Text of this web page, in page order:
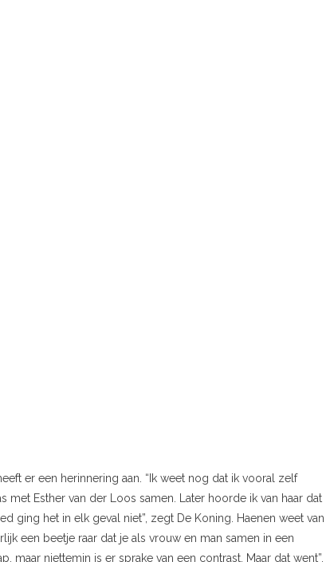
er een herinnering aan. “Ik weet nog dat ik vooral zelf
Esther van der Loos samen. Later hoorde ik van haar dat
ging het in elk geval niet”, zegt De Koning. Haenen weet van
een beetje raar dat je als vrouw en man samen in een
niettemin is er sprake van een contrast. Maar dat went”,